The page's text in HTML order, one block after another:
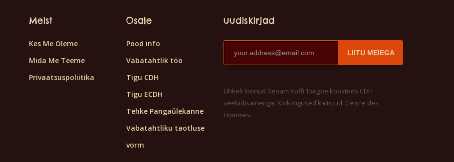
Meist
Kes Me Oleme
Mida Me Teeme
Privaatsuspoliitika
Osale
Pood info
Vabatahtlik töö
Tigu CDH
Tigu ECDH
Tehke Pangaülekanne
Vabatahtliku taotluse
vorm
uudiskirjad
LIITU MEIEGA
Uhkelt loonud Senam Koffi Tsogbe koostöös CDH
veebidisaineriga. Kõik õigused kaitstud, Centre des
Hommes.